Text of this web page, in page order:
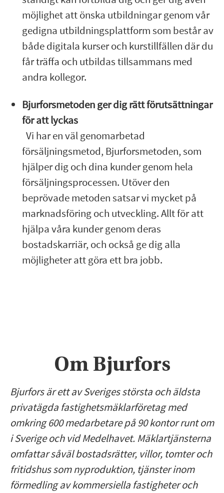
möjlighet att önska utbildningar genom vår
gedigna utbildningsplattform som består av
både digitala kurser och kurstillfällen där du
får träffa och utbildas tillsammans med
andra kollegor.
Bjurforsmetoden ger dig rätt förutsättningar
för att lyckas
Vi har en väl genomarbetad
försäljningsmetod, Bjurforsmetoden, som
hjälper dig och dina kunder genom hela
försäljningsprocessen. Utöver den
beprövade metoden satsar vi mycket på
marknadsföring och utveckling. Allt för att
hjälpa våra kunder genom deras
bostadskarriär, och också ge dig alla
möjligheter att göra ett bra jobb.
Om Bjurfors
Bjurfors är ett av Sveriges största och äldsta
privatägda fastighetsmäklarföretag med
omkring 600 medarbetare på 90 kontor runt om
i Sverige och vid Medelhavet. Mäklartjänsterna
omfattar såväl bostadsrätter, villor, tomter och
fritidshus som nyproduktion, tjänster inom
förmedling av kommersiella fastigheter och